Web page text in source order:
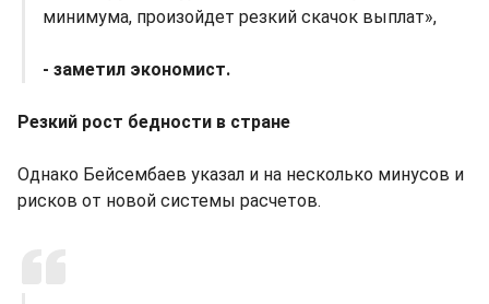
минимума, произойдет резкий скачок выплат»,
- заметил экономист.
Резкий рост бедности в стране
Однако Бейсембаев указал и на несколько минусов и
рисков от новой системы расчетов.